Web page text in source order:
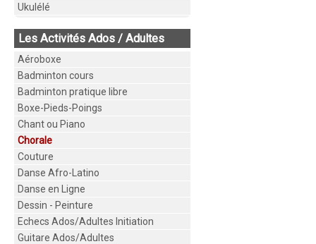
Ukulélé
Les Activités Ados / Adultes
Aéroboxe
Badminton cours
Badminton pratique libre
Boxe-Pieds-Poings
Chant ou Piano
Chorale
Couture
Danse Afro-Latino
Danse en Ligne
Dessin - Peinture
Echecs Ados/Adultes Initiation
Guitare Ados/Adultes